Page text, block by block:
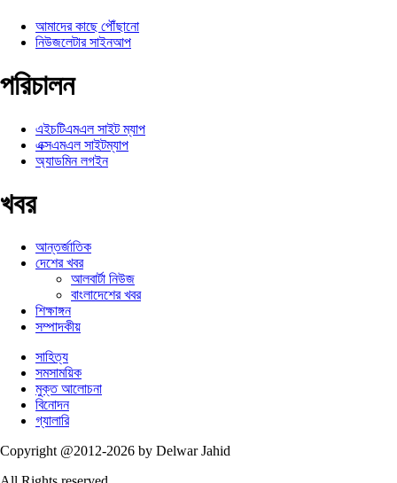
আমাদের কাছে পৌঁছানো
নিউজলেটার সাইনআপ
পরিচালন
এইচটিএমএল সাইট ম্যাপ
এক্সএমএল সাইটম্যাপ
অ্যাডমিন লগইন
খবর
আন্তর্জাতিক
দেশের খবর
আলবার্টা নিউজ
বাংলাদেশের খবর
শিক্ষাঙ্গন
সম্পাদকীয়
সাহিত্য
সমসাময়িক
মুক্ত আলোচনা
বিনোদন
গ্যালারি
Copyright @2012-2026 by Delwar Jahid